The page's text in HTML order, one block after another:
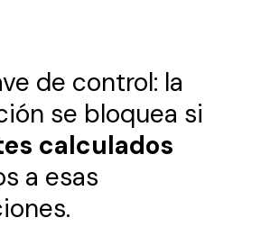
de control: la
se bloquea si
calculados
a esas